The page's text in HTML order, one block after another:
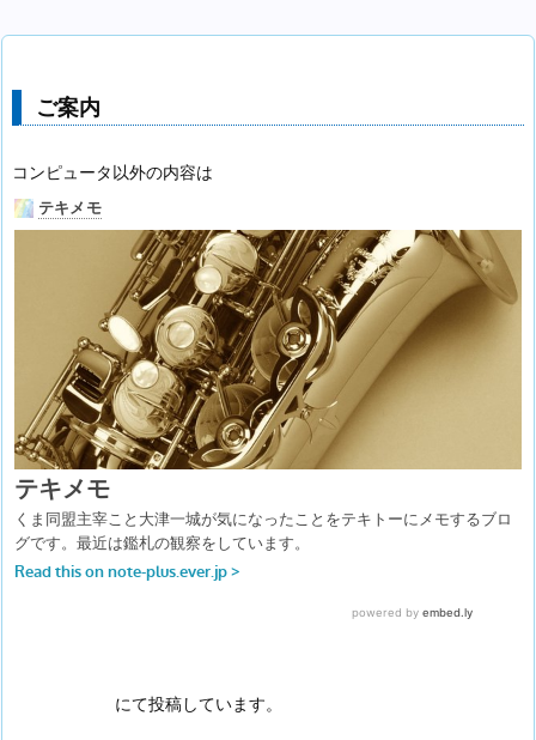
ご案内
コンピュータ以外の内容は
にて投稿しています。